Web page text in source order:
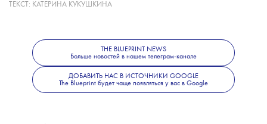
гибели человечества. Книга впервые вышла
Последние месяцы книжная индустрия
ТЕКСТ: КАТЕРИНА КУКУШКИНА
THE BLUEPRINT NEWS
Больше новостей в нашем телеграм-канале
ДОБАВИТЬ НАС В ИСТОЧНИКИ GOOGLE
The Blueprint будет чаще появляться у вас в Google